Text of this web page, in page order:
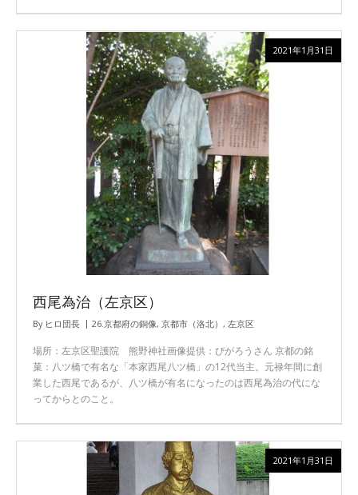
西尾為治（左京区）
By ヒロ団長 26.京都府の銅像, 京都市（洛北） , 左京区
場所：左京区聖護院 熊野神社画像提供：びがろうさん 京都の銘
菓：八ツ橋で有名な「本家西尾八ツ橋」の12代当主。元禄年間に創
業した西尾であるが、八ツ橋が有名になったのは西尾為治の代にな
ってからとのこと。
2021年1月31日
2021年1月31日